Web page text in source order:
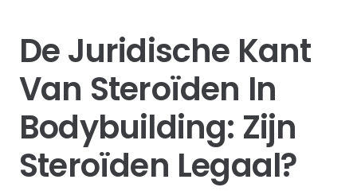
De Juridische Kant
Van Steroïden In
Bodybuilding: Zijn
Steroïden Legaal?